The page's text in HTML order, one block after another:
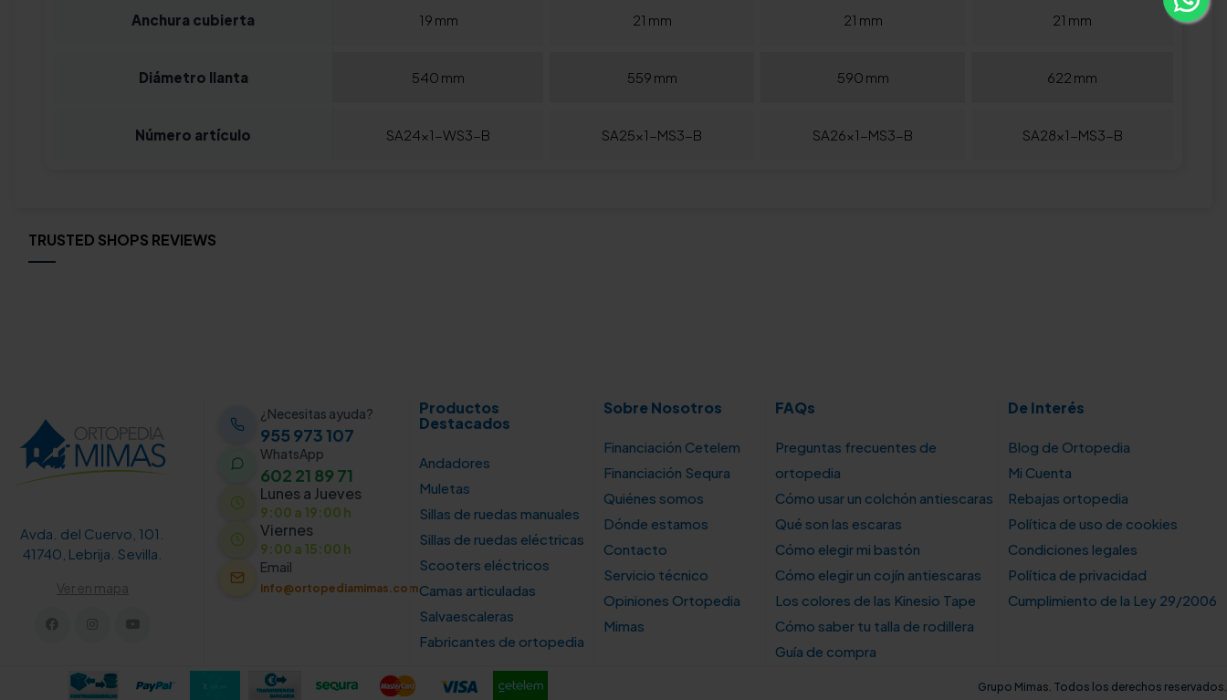
Anchura cubierta 19 mm 21 mm 21 mm 21 mm
Diámetro llanta 540 mm 559 mm 590 mm 622 mm
Número artículo SA24x1-WS3-B SA25x1-MS3-B SA26x1-MS3-B SA28x1-MS3-B
TRUSTED SHOPS REVIEWS
Avda. del Cuervo, 101.
41740, Lebrija. Sevilla.
Ver en mapa
¿Necesitas ayuda?
955 973 107
WhatsApp
602 21 89 71
Lunes a Jueves
9:00 a 19:00 h
Viernes
9:00 a 15:00 h
Email
info@ortopediamimas.com
Productos
Destacados
Andadores
Muletas
Sillas de ruedas manuales
Sillas de ruedas eléctricas
Scooters eléctricos
Camas articuladas
Salvaescaleras
Fabricantes de ortopedia
Sobre Nosotros
Financiación Cetelem
Financiación Sequra
Quiénes somos
Dónde estamos
Contacto
Servicio técnico
Opiniones Ortopedia
Mimas
FAQs
Preguntas frecuentes de
ortopedia
Cómo usar un colchón antiescaras
Qué son las escaras
Cómo elegir mi bastón
Cómo elegir un cojín antiescaras
Los colores de las Kinesio Tape
Cómo saber tu talla de rodillera
Guía de compra
De Interés
Blog de Ortopedia
Mi Cuenta
Rebajas ortopedia
Política de uso de cookies
Condiciones legales
Política de privacidad
Cumplimiento de la Ley 29/2006
Grupo Mimas. Todos los derechos reservados.